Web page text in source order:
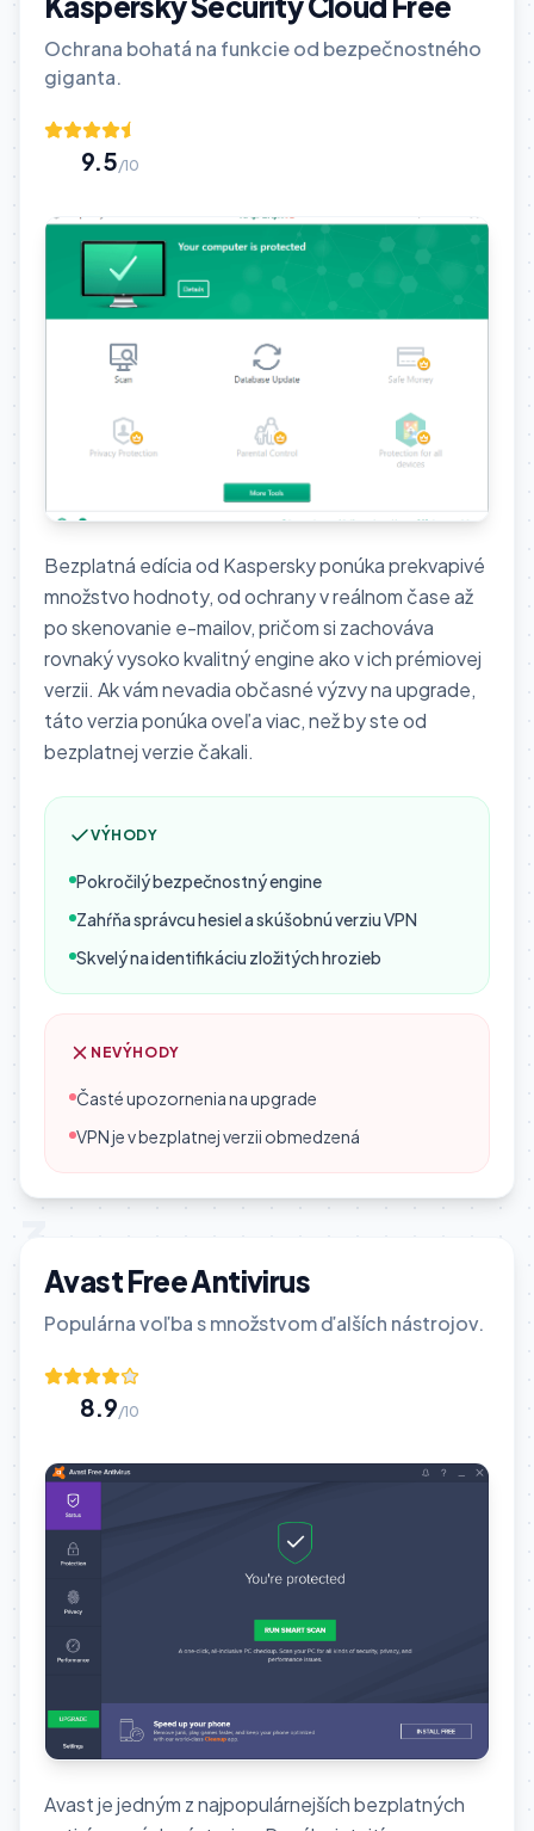
Ochrana bohatá na funkcie od bezpečnostného
giganta.
9.5/10
Bezplatná edícia od Kaspersky ponúka prekvapivé
množstvo hodnoty, od ochrany v reálnom čase až
po skenovanie e-mailov, pričom si zachováva
rovnaký vysoko kvalitný engine ako v ich prémiovej
verzii. Ak vám nevadia občasné výzvy na upgrade,
táto verzia ponúka oveľa viac, než by ste od
bezplatnej verzie čakali.
VÝHODY
Pokročilý bezpečnostný engine
Zahŕňa správcu hesiel a skúšobnú verziu VPN
Skvelý na identifikáciu zložitých hrozieb
NEVÝHODY
Časté upozornenia na upgrade
VPN je v bezplatnej verzii obmedzená
3
Avast Free Antivirus
Populárna voľba s množstvom ďalších nástrojov.
8.9/10
Avast je jedným z najpopulárnejších bezplatných